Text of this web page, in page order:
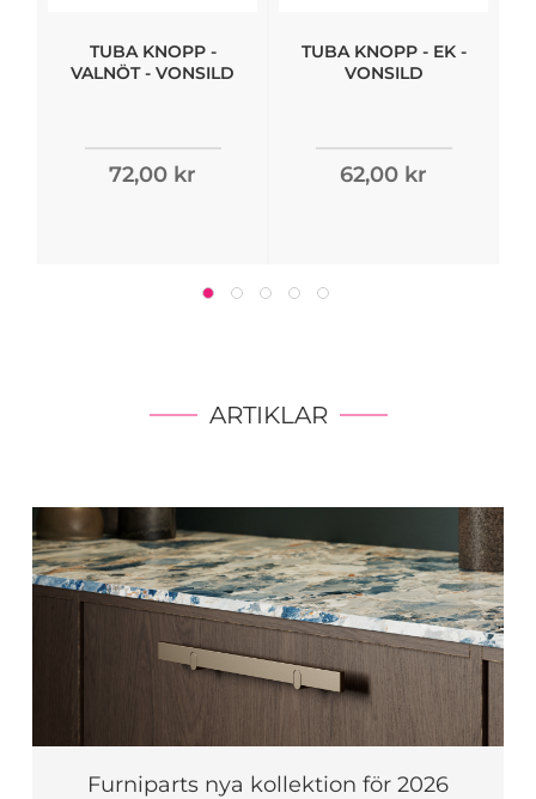
TUBA KNOPP -
VALNÖT - VONSILD
72,00 kr
TUBA KNOPP - EK -
VONSILD
62,00 kr
ARTIKLAR
Furniparts nya kollektion för 2026